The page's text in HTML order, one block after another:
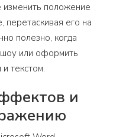
положение
перетаскивая его на
полезно, когда
или оформить
текстом.
и